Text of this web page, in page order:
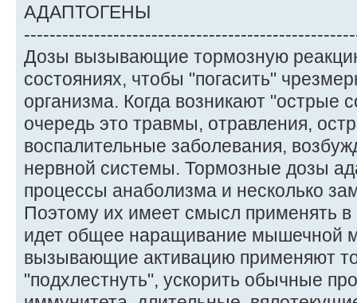
АДАПТОГЕНЫ
Дозы вызывающие тормозную
состояниях, чтобы "погасить"
организма. Когда возникают "острые
очередь это травмы, отравления,
воспалительные заболевания,
нервной системы. Тормозные дозы
процессы анаболизма и несколько
Поэтому их имеет смысл применять
идет общее наращивание мышечной
вызывающие активацию применяют
"подхлестнуть", ускорить обычные